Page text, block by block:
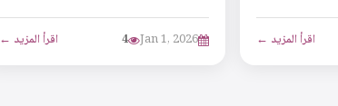
اقرأ المزيد ← Jan 1, 2026
4 اقرأ المزيد ←